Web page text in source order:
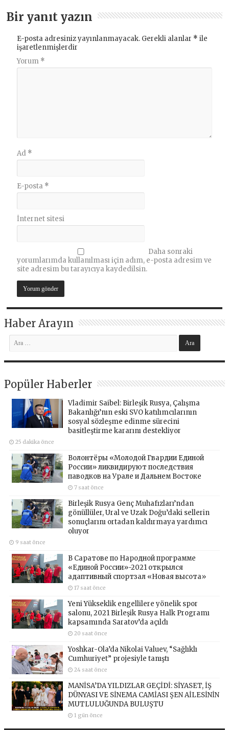
Bir yanıt yazın
E-posta adresiniz yayınlanmayacak. Gerekli alanlar * ile
işaretlenmişlerdir
Yorum *
Ad *
E-posta *
İnternet sitesi
Daha sonraki
yorumlarımda kullanılması için adım, e-posta adresim ve
site adresim bu tarayıcıya kaydedilsin.
Haber Arayın
Popüler Haberler
Vladimir Saibel: Birleşik Rusya, Çalışma
Bakanlığı’nın eski SVO katılımcılarının
sosyal sözleşme edinme sürecini
basitleştirme kararını destekliyor
25 dakika önce
Волонтёры «Молодой Гвардии Единой
России» ликвидируют последствия
паводков на Урале и Дальнем Востоке
7 saat önce
Birleşik Rusya Genç Muhafızları’ndan
gönüllüler, Ural ve Uzak Doğu’daki sellerin
sonuçlarını ortadan kaldırmaya yardımcı
oluyor
9 saat önce
В Саратове по Народной программе
«Единой России»-2021 открылся
адаптивный спортзал «Новая высота»
17 saat önce
Yeni Yükseklik engellilere yönelik spor
salonu, 2021 Birleşik Rusya Halk Programı
kapsamında Saratov’da açıldı
20 saat önce
Yoshkar-Ola’da Nikolai Valuev, “Sağlıklı
Cumhuriyet” projesiyle tanıştı
24 saat önce
MANİSA’DA YILDIZLAR GEÇİDİ: SİYASET, İŞ
DÜNYASI VE SİNEMA CAMİASI ŞEN AİLESİNİN
MUTLULUĞUNDA BULUŞTU
1 gün önce